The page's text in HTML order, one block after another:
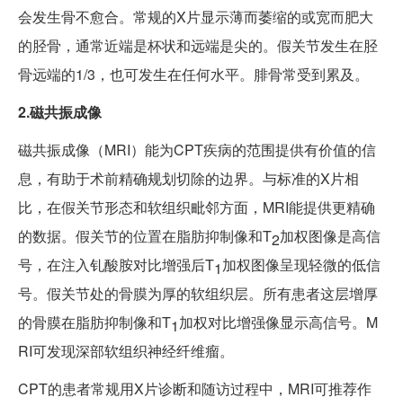
会发生骨不愈合。常规的X片显示薄而萎缩的或宽而肥大
的胫骨，通常近端是杯状和远端是尖的。假关节发生在胫
骨远端的1/3，也可发生在任何水平。腓骨常受到累及。
2.磁共振成像
磁共振成像（MRI）能为CPT疾病的范围提供有价值的信
息，有助于术前精确规划切除的边界。与标准的X片相
比，在假关节形态和软组织毗邻方面，MRI能提供更精确
的数据。假关节的位置在脂肪抑制像和T2加权图像是高信
号，在注入钆酸胺对比增强后T1加权图像呈现轻微的低信
号。假关节处的骨膜为厚的软组织层。所有患者这层增厚
的骨膜在脂肪抑制像和T1加权对比增强像显示高信号。M
RI可发现深部软组织神经纤维瘤。
CPT的患者常规用X片诊断和随访过程中，MRI可推荐作